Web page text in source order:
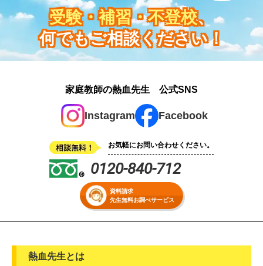
受験・補習・不登校、
何でもご相談ください！
家庭教師の熱血先生 公式SNS
Instagram Facebook
お気軽にお問い合わせください。
0120-840-712
資料請求
先生無料お調べサービス
熱血先生とは